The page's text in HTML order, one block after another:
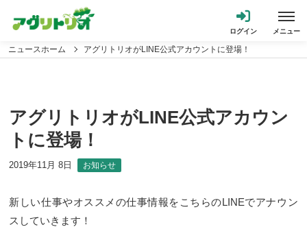
ニュースホーム アグリトリオがLINE公式アカウントに登場！
アグリトリオがLINE公式アカウン
トに登場！
2019年11月 8日 お知らせ
新しい仕事やオススメの仕事情報をこちらのLINEでアナウン
スしていきます！